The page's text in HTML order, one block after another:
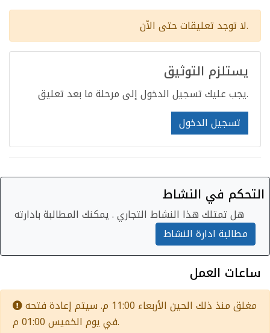
لا توجد تعليقات حتى الآن.
يستلزم التوثيق
يجب عليك تسجيل الدخول إلى مرحلة ما بعد تعليق.
تسجيل الدخول
التحكم في النشاط
هل تمتلك هذا النشاط التجاري . يمكنك المطالبة بادارته
مطالبة ادارة النشاط
ساعات العمل
في يوم الخميس 01:00 م.